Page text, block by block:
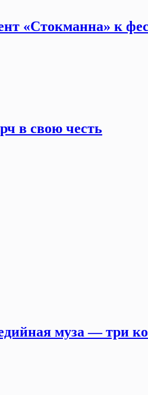
«Стокманна» к
в свою честь
муза — три